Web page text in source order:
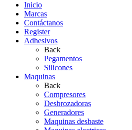
Inicio
Marcas
Contáctanos
Register
Adhesivos
Back
Pegamentos
Silicones
Maquinas
Back
Compresores
Desbrozadoras
Generadores
Maquinas desbaste